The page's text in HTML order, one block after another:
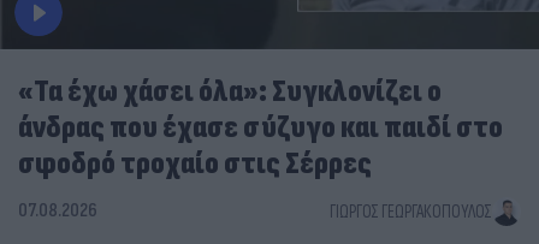
«Τα έχω χάσει όλα»: Συγκλονίζει ο
άνδρας που έχασε σύζυγο και παιδί στο
σφοδρό τροχαίο στις Σέρρες
07.08.2026 ΓΙΏΡΓΟΣ ΓΕΩΡΓΑΚΌΠΟΥΛΟΣ